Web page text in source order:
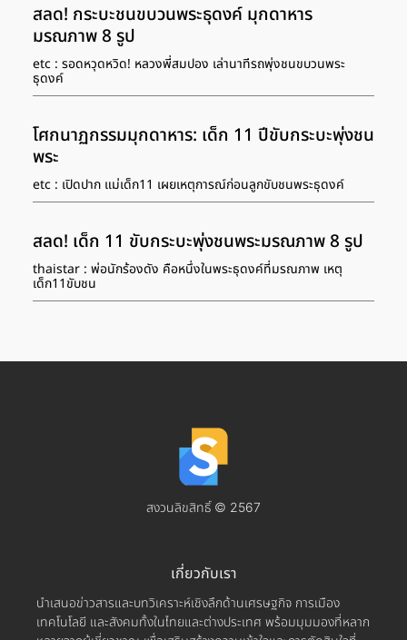
สลด! กระบะชนขบวนพระธุดงค์ มุกดาหาร
มรณภาพ 8 รูป
etc : รอดหวุดหวิด! หลวงพี่สมปอง เล่านาทีรถพุ่งชนขบวนพระ
ธุดงค์
โศกนาฏกรรมมุกดาหาร: เด็ก 11 ปีขับกระบะพุ่งชน
พระ
etc : เปิดปาก แม่เด็ก11 เผยเหตุการณ์ก่อนลูกขับชนพระธุดงค์
สลด! เด็ก 11 ขับกระบะพุ่งชนพระมรณภาพ 8 รูป
thaistar : พ่อนักร้องดัง คือหนึ่งในพระธุดงค์ที่มรณภาพ เหตุ
เด็ก11ขับชน
สงวนลิขสิทธิ์ © 2567
เกี่ยวกับเรา
นำเสนอข่าวสารและบทวิเคราะห์เชิงลึกด้านเศรษฐกิจ การเมือง
เทคโนโลยี และสังคมทั้งในไทยและต่างประเทศ พร้อมมุมมองที่หลาก